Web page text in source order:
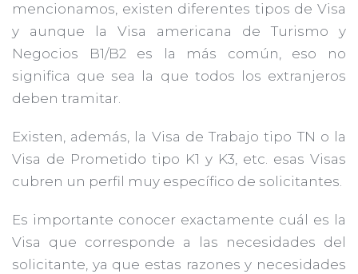
mencionamos, existen diferentes tipos de Visa
y aunque la Visa americana de Turismo y
Negocios B1/B2 es la más común, eso no
significa que sea la que todos los extranjeros
deben tramitar.
Existen, además, la Visa de Trabajo tipo TN o la
Visa de Prometido tipo K1 y K3, etc. esas Visas
cubren un perfil muy específico de solicitantes.
Es importante conocer exactamente cuál es la
Visa que corresponde a las necesidades del
solicitante, ya que estas razones y necesidades